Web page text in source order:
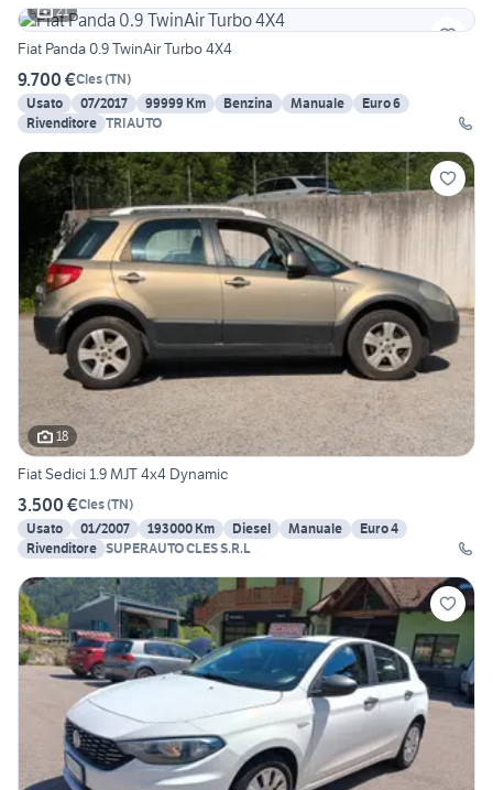
21
Fiat Panda 0.9 TwinAir Turbo 4X4
9.700 €Cles(TN)
Usato
07/2017 99999 Km Benzina Manuale
Euro 6
Rivenditore TRIAUTO
18
Fiat Sedici 1.9 MJT 4x4 Dynamic
3.500 €Cles(TN)
Usato
01/2007 193000 Km Diesel Manuale
Euro 4
Rivenditore SUPERAUTO CLES S.R.L